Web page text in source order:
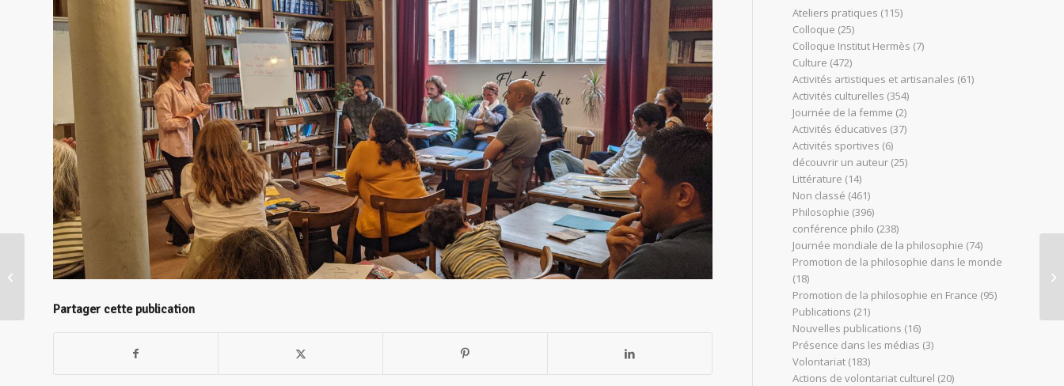
Partager cette publication
Ateliers pratiques (115)
Colloque (25)
Colloque Institut Hermès (7)
Culture (472)
Activités artistiques et artisanales (61)
Activités culturelles (354)
Journée de la femme (2)
Activités éducatives (37)
Activités sportives (6)
découvrir un auteur (25)
Littérature (14)
Non classé (461)
Philosophie (396)
conférence philo (238)
Journée mondiale de la philosophie (74)
Promotion de la philosophie dans le monde
(18)
Promotion de la philosophie en France (95)
Publications (21)
Nouvelles publications (16)
Présence dans les médias (3)
Volontariat (183)
Actions de volontariat culturel (20)
Apéro Philo